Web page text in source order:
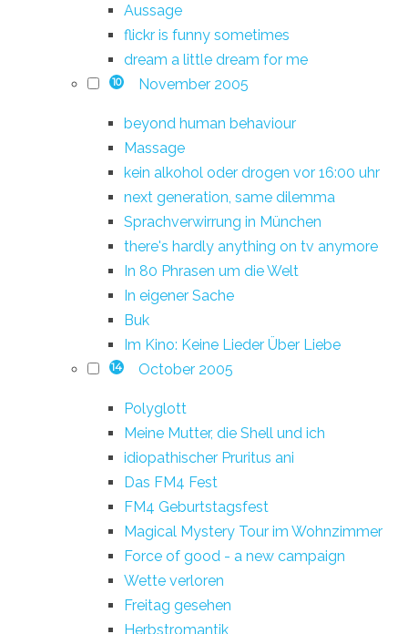
Aussage
flickr is funny sometimes
dream a little dream for me
10 November 2005
beyond human behaviour
Massage
kein alkohol oder drogen vor 16:00 uhr
next generation, same dilemma
Sprachverwirrung in München
there's hardly anything on tv anymore
In 80 Phrasen um die Welt
In eigener Sache
Buk
Im Kino: Keine Lieder Über Liebe
14 October 2005
Polyglott
Meine Mutter, die Shell und ich
idiopathischer Pruritus ani
Das FM4 Fest
FM4 Geburtstagsfest
Magical Mystery Tour im Wohnzimmer
Force of good - a new campaign
Wette verloren
Freitag gesehen
Herbstromantik